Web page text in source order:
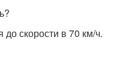
до скорости в 70 км/ч.